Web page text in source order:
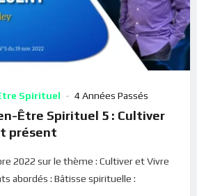
Spirituel 4 Années Passés
Être Spirituel 5 : Cultiver
présent
2022 sur le thème : Cultiver et Vivre
abordés : Bâtisse spirituelle :